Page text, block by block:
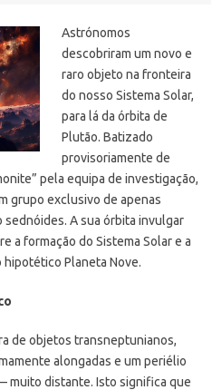
Astrónomos
descobriram um novo e
raro objeto na fronteira
do nosso Sistema Solar,
para lá da órbita de
Plutão. Batizado
provisoriamente de
pela equipa de investigação,
grupo exclusivo de apenas
A sua órbita invulgar
a formação do Sistema Solar e a
hipotético Planeta Nove.
de objetos transneptunianos,
alongadas e um periélio
muito distante. Isto significa que